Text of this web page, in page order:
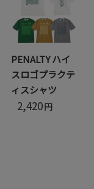
PENALTY ハイ
スロゴプラクテ
ィスシャツ
2,420円